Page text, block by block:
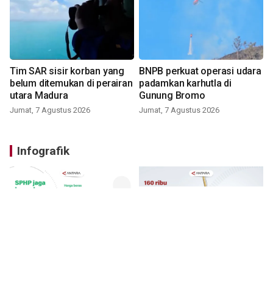
Tim SAR sisir korban yang
belum ditemukan di perairan
utara Madura
Jumat, 7 Agustus 2026
BNPB perkuat operasi udara
padamkan karhutla di
Gunung Bromo
Jumat, 7 Agustus 2026
Infografik